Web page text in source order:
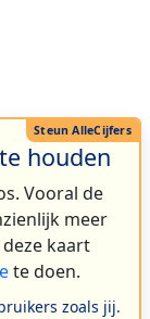
houden
Vooral de
meer
kaart
te doen.
zoals jij.